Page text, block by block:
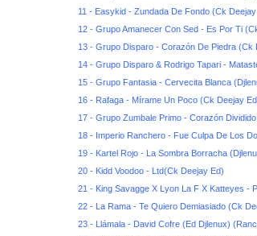
11 - Easykid - Zundada De Fondo (Ck Deejay
12 - Grupo Amanecer Con Sed - Es Por Ti
13 - Grupo Disparo - Corazón De Piedra (Ck
14 - Grupo Disparo & Rodrigo Tapari -
15 - Grupo Fantasia - Cervecita Blanca
16 - Rafaga - Mírame Un Poco (Ck Deejay
17 - Grupo Zumbale Primo - Corazón
18 - Imperio Ranchero - Fue Culpa De Los
19 - Kartel Rojo - La Sombra Borracha
20 - Kidd Voodoo - Ltd(Ck Deejay Ed)
21 - King Savagge X Lyon La F X Katteyes -
22 - La Rama - Te Quiero Demiasiado (Ck
23 - Llámala - David Cofre (Ed Djlenux)